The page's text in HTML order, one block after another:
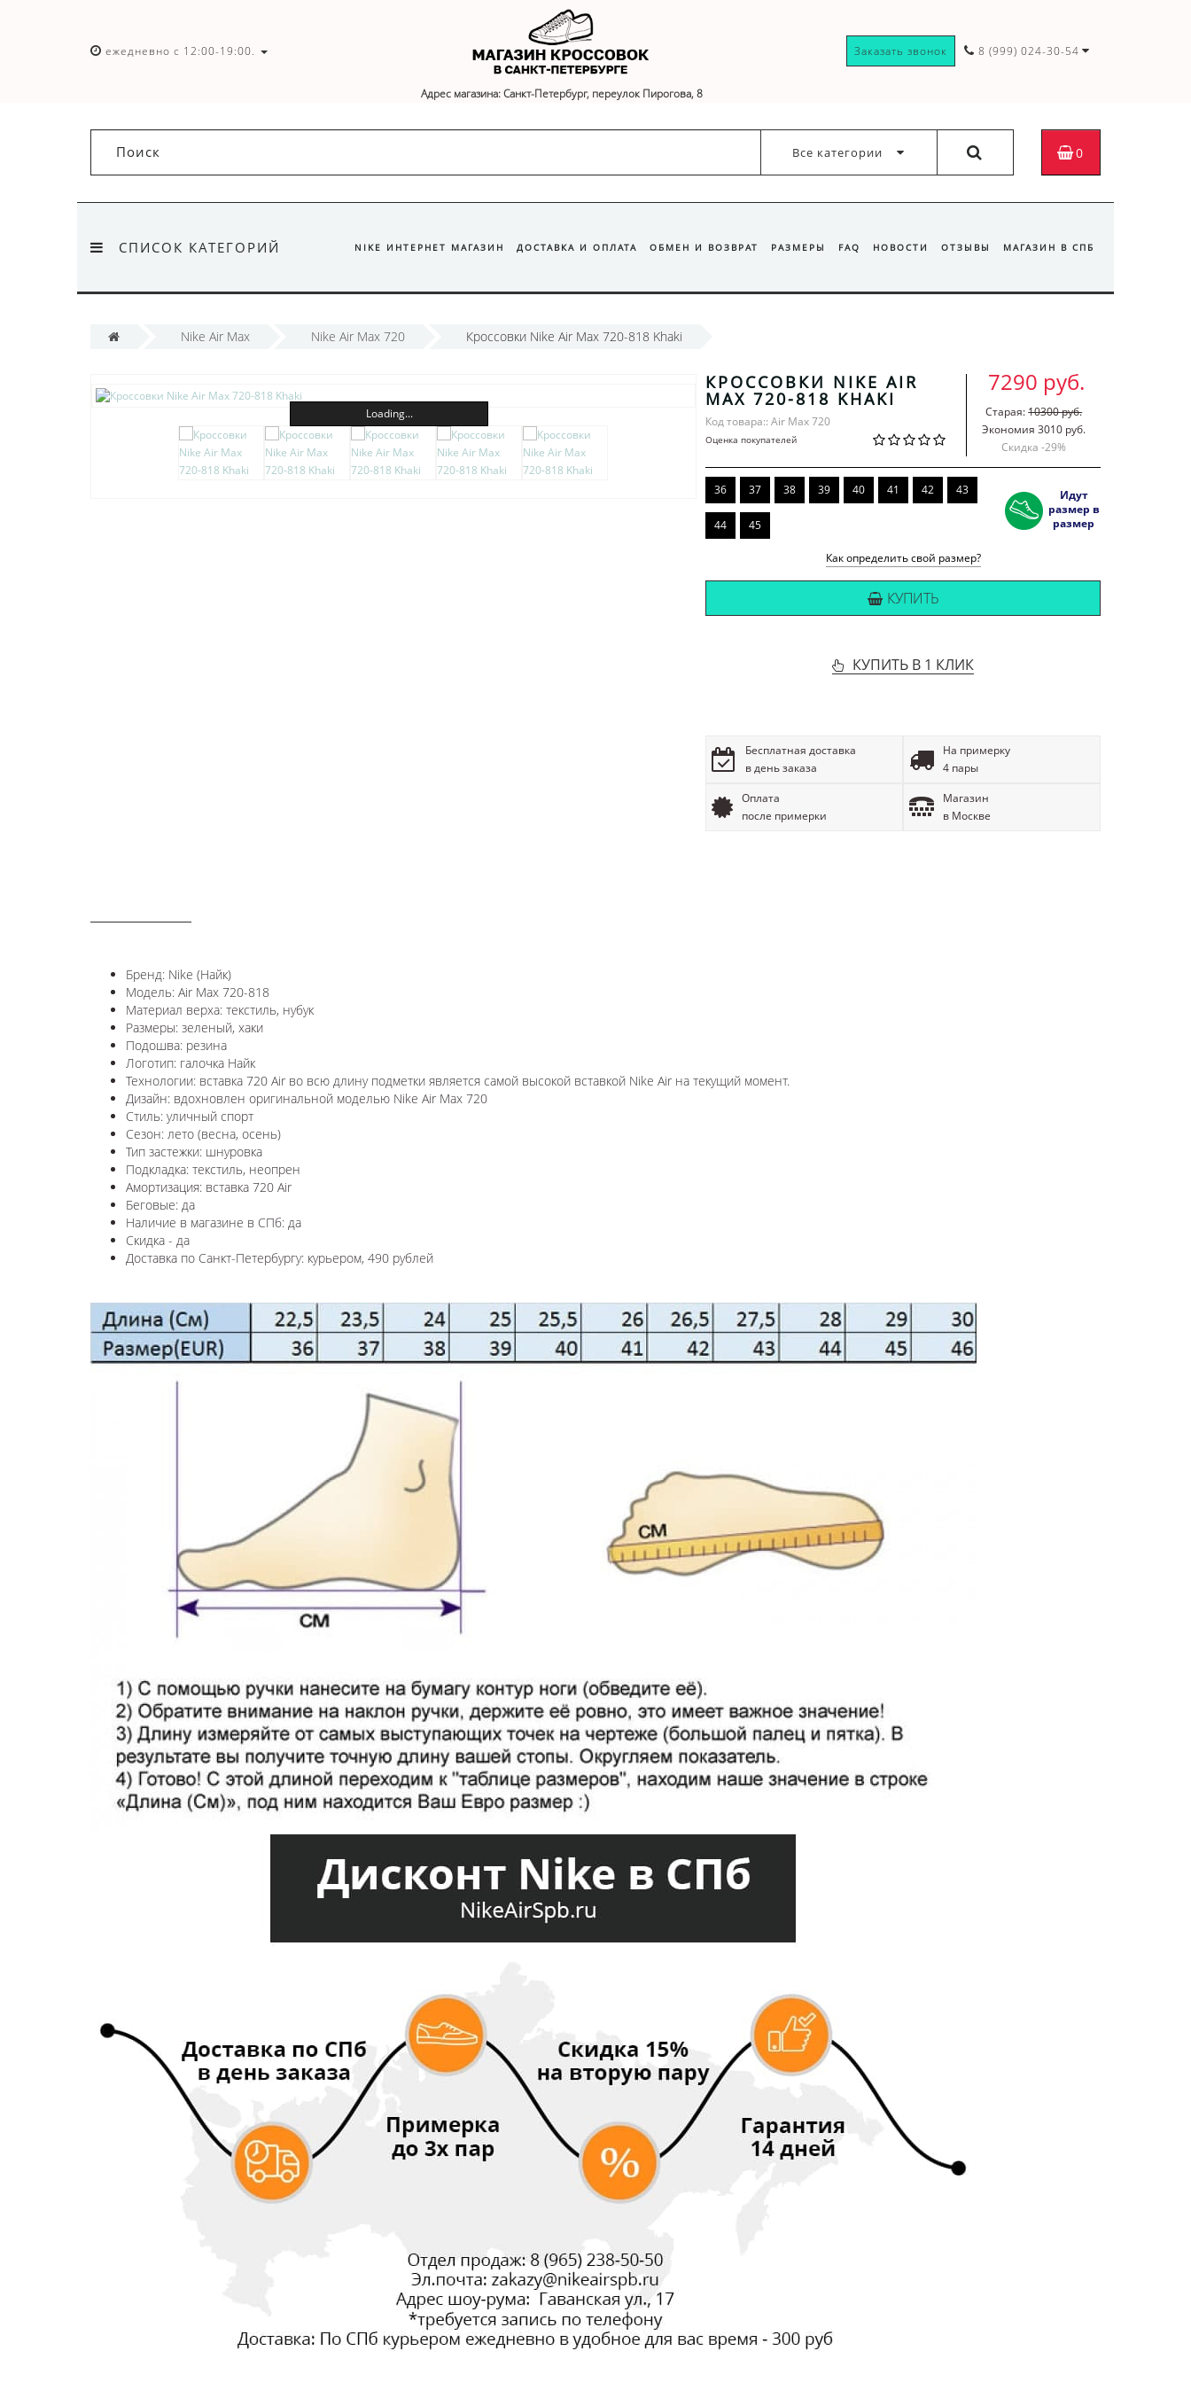
ежедневно с 12:00-19:00.
Адрес магазина: Санкт-Петербург, переулок Пирогова, 8
Заказать звонок 8 (999) 024-30-54
Все категории 0
СПИСОК КАТЕГОРИЙ NIKE ИНТЕРНЕТ МАГАЗИН ДОСТАВКА И ОПЛАТА ОБМЕН И ВОЗВРАТ РАЗМЕРЫ FAQ НОВОСТИ ОТЗЫВЫ МАГАЗИН В СПБ
Nike Air Max Nike Air Max 720 Кроссовки Nike Air Max 720-818 Khaki
Loading...
КРОССОВКИ NIKE AIR
MAX 720-818 KHAKI
Код товара:: Air Max 720
Оценка покупателей
7290 руб.
Старая:10300 руб.
Экономия 3010 руб.
Скидка -29%
36 37 38 39 40 41 42 43
44 45
Идут
размер в
размер
Как определить свой размер?
КУПИТЬ
КУПИТЬ В 1 КЛИК
Бесплатная доставка
в день заказа
На примерку
4 пары
Оплата
после примерки
Магазин
в Москве
Бренд: Nike (Найк)
Модель: Air Max 720-818
Материал верха: текстиль, нубук
Размеры: зеленый, хаки
Подошва: резина
Логотип: галочка Найк
Технологии: вставка 720 Air во всю длину подметки является самой высокой вставкой Nike Air на текущий момент.
Дизайн: вдохновлен оригинальной моделью Nike Air Max 720
Стиль: уличный спорт
Сезон: лето (весна, осень)
Тип застежки: шнуровка
Подкладка: текстиль, неопрен
Амортизация: вставка 720 Air
Беговые: да
Наличие в магазине в СПб: да
Скидка - да
Доставка по Санкт-Петербургу: курьером, 490 рублей